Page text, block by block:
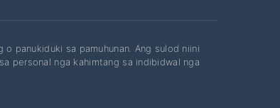
panukiduki sa pamuhunan. Ang sulod niini
personal nga kahimtang sa indibidwal nga